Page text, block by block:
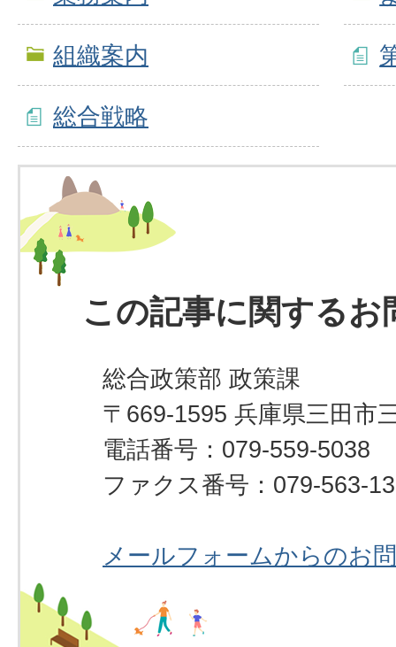
組織案内
総合戦略
この記事に関するお
総合政策部 政策課
〒669-1595 兵庫県三田市
電話番号：079-559-5038
ファクス番号：079-563-
メールフォームからのお